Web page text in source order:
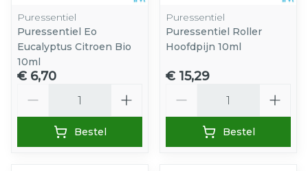
Puressentiel
Puressentiel Eo
Eucalyptus Citroen Bio
10ml
€ 6,70
Bestel
Puressentiel
Puressentiel Roller
Hoofdpijn 10ml
€ 15,29
Bestel